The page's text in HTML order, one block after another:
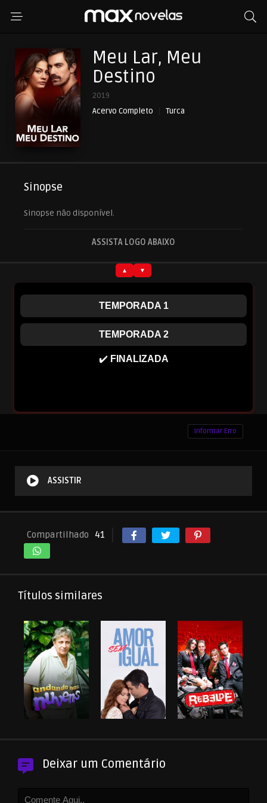
Meu Lar, Meu
Destino
2019
Acervo Completo
Turca
Sinopse
Sinopse não disponível.
ASSISTA LOGO ABAIXO
Informar Erro
ASSISTIR
Compartilhado 41
Títulos similares
Deixar um Comentário